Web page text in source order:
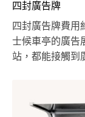
四封廣告牌
四封廣告牌費用
士候車亭的廣告
站，都能接觸到